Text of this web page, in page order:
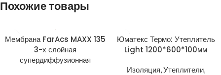
Похожие товары
Мембрана FarAcs MAXX 135
3-х слойная
супердиффузионная
Юматекс Термо: Утеплитель
Light 1200*600*100мм
Изоляция, Утеплители,